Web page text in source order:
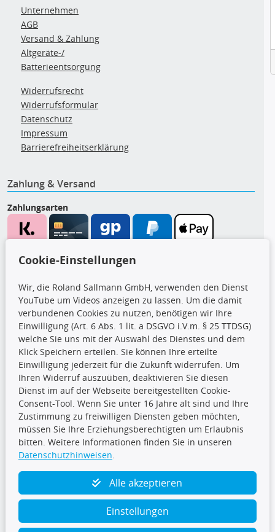
Unternehmen
AGB
Versand & Zahlung
Altgeräte-/
Batterieentsorgung
Widerrufsrecht
Widerrufsformular
Datenschutz
Impressum
Barrierefreiheitserklärung
Zahlung & Versand
Zahlungsarten
CARAT Gruppe
Folge uns
TecDoc Inside
Cookie-Einstellungen
Wir, die Roland Sallmann GmbH, verwenden den Dienst
YouTube um Videos anzeigen zu lassen. Um die damit
verbundenen Cookies zu nutzen, benötigen wir Ihre
Einwilligung (Art. 6 Abs. 1 lit. a DSGVO i.V.m. § 25 TTDSG)
welche Sie uns mit der Auswahl des Dienstes und dem
Klick Speichern erteilen. Sie können Ihre erteilte
Einwilligung jederzeit für die Zukunft widerrufen. Um
Ihren Widerruf auszuüben, deaktivieren Sie diesen
Dienst im auf der Webseite bereitgestellten Cookie-
Consent-Tool. Wenn Sie unter 16 Jahre alt sind und Ihre
Zustimmung zu freiwilligen Diensten geben möchten,
müssen Sie Ihre Erziehungsberechtigten um Erlaubnis
bitten. Weitere Informationen finden Sie in unseren
Datenschutzhinweisen
Alle akzeptieren
Einstellungen